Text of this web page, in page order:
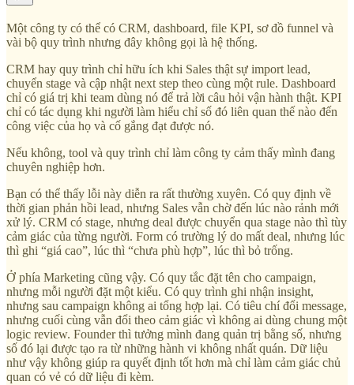
Một công ty có thể có CRM, dashboard, file KPI, sơ đồ funnel và
vài bộ quy trình nhưng đây không gọi là hệ thống.
CRM hay quy trình chỉ hữu ích khi Sales thật sự import lead,
chuyển stage và cập nhật next step theo cùng một rule. Dashboard
chỉ có giá trị khi team dùng nó để trả lời câu hỏi vận hành thật. KPI
chỉ có tác dụng khi người làm hiểu chỉ số đó liên quan thế nào đến
công việc của họ và cố gắng đạt được nó.
Nếu không, tool và quy trình chỉ làm công ty cảm thấy mình đang
chuyên nghiệp hơn.
Bạn có thể thấy lỗi này diễn ra rất thường xuyên. Có quy định về
thời gian phản hồi lead, nhưng Sales vẫn chờ đến lúc nào rảnh mới
xử lý. CRM có stage, nhưng deal được chuyển qua stage nào thì tùy
cảm giác của từng người. Form có trường lý do mất deal, nhưng lúc
thì ghi “giá cao”, lúc thì “chưa phù hợp”, lúc thì bỏ trống.
Ở phía Marketing cũng vậy. Có quy tắc đặt tên cho campaign,
nhưng mỗi người đặt một kiểu. Có quy trình ghi nhận insight,
nhưng sau campaign không ai tổng hợp lại. Có tiêu chí đổi message,
nhưng cuối cùng vẫn đổi theo cảm giác vì không ai dùng chung một
logic review. Founder thì tưởng mình đang quản trị bằng số, nhưng
số đó lại được tạo ra từ những hành vi không nhất quán. Dữ liệu
như vậy không giúp ra quyết định tốt hơn mà chỉ làm cảm giác chủ
quan có vẻ có dữ liệu đi kèm.